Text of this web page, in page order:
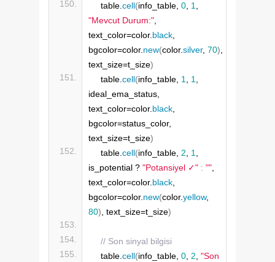
    table.
cell(info_table, 0, 1
"Mevcut Durum:",
text_color=color.black,
bgcolor=color.new(color.silver, 70),
text_size=t_size)
    table.
cell(info_table, 1, 1,
ideal_ema_status,
text_color=color.black,
bgcolor=status_color,
text_size=t_size)
    table.
cell(info_table, 2, 1,
is_potential ? "Potansiyel ✓" : "",
text_color=color.black,
bgcolor=color.new(color.yellow
80), text_size=t_size)
// Son sinyal bilgisi
    table.
cell(info_table, 0, 2, "Son